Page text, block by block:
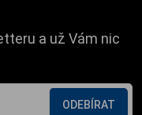
a už Vám nic
ODEBÍRAT